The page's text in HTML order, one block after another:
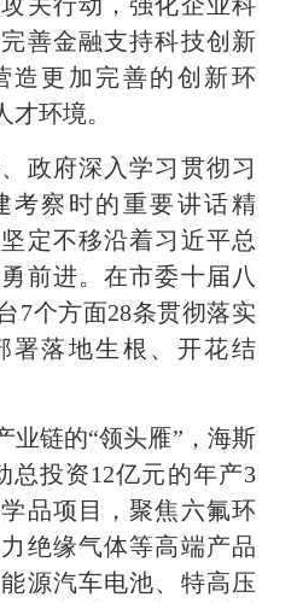
善金融支持科技创新
造更加完善的创新环
环境。
府深入学习贯彻习
考察时的重要讲话精
定不移沿着习近平总
前进。在市委十届八
7个方面28条贯彻落实
署落地生根、开花结
链的“领头雁”，海斯
总投资12亿元的年产3
品项目，聚焦六氟环
绝缘气体等高端产品
源汽车电池、特高压